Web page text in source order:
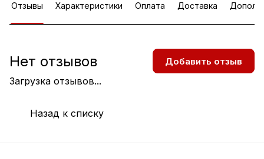
Отзывы Характеристики Оплата Доставка
Загрузка отзывов...
Нет отзывов Добавить отзыв
Назад к списку